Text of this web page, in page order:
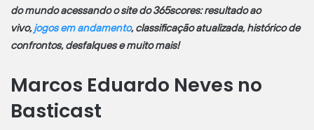
do mundo acessando o site do 365scores: resultado ao
vivo,jogos em andamento, classificação atualizada, histórico de
confrontos, desfalques e muito mais!
Marcos Eduardo Neves no
Basticast